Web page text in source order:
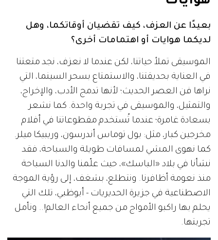
بعيدًا عن العزف، كيف تقضيان أوقاتكما، وهل
لديكما هوايات أو اهتمامات أخرى؟
الموسيقى تملأ حياتنا، لكن عندما لا نعزف، نجد متعتنا
في العناية بحديقتنا، والاستمتاع بسحر السينما، التي
نراها فن العصر الحديث؛ لأنها تدمج الأدب، والإخراج،
والتمثيل، والموسيقى في تجربة واحدة. كما نشعر
بسعادة غامرة؛ عندما تُستخدم مقطوعاتنا في أفلام
مخرجين كبار، مثل: بول توماس أندرسون، وريبيكا ميلر.
كما نهوى المشي لمسافات طويلة والسباحة، فقد
نشأنا في بلاد «الباسك»، حيث علّمنا والدنا السباحة
منذ نعومة أظافرنا. ونتطلع، بشغف، إلى رؤية الموجة
الاصطناعية في جزيرة الحديريات - أبوظبي، تلك التي
يحلم بها راكبو الأمواج من جميع أنحاء العالم!.. ونأمل
تجربتها.